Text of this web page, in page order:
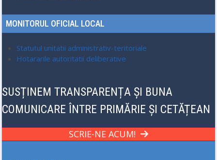
MONITORUL OFICIAL LOCAL
Statutul unitatii administrativ-teritoriale
Hotararile autoritatii deliberative
SUSȚINEM TRANSPARENȚA ȘI BUNA
COMUNICARE ÎNTRE PRIMĂRIE ȘI CETĂȚEAN
SCRIE-NE ACUM!